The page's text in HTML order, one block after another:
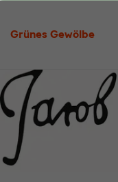
Grünes Gewölbe